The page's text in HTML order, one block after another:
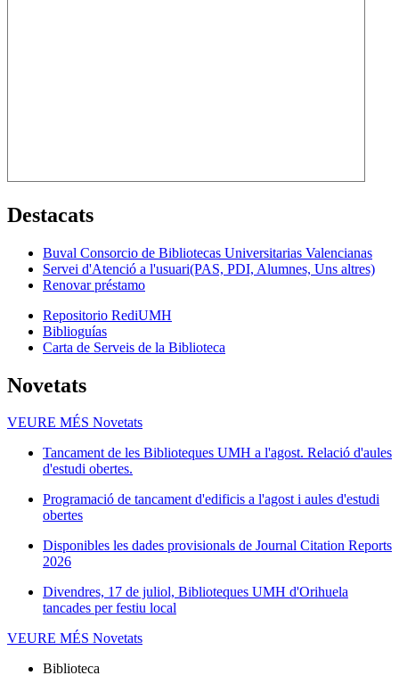
Destacats
Buval Consorcio de Bibliotecas Universitarias Valencianas
Servei d'Atenció a l'usuari(PAS, PDI, Alumnes, Uns altres)
Renovar préstamo
Repositorio RediUMH
Biblioguías
Carta de Serveis de la Biblioteca
Novetats
VEURE MÉS Novetats
Tancament de les Biblioteques UMH a l'agost. Relació d'aules
d'estudi obertes.
Programació de tancament d'edificis a l'agost i aules d'estudi
obertes
Disponibles les dades provisionals de Journal Citation Reports
2026
Divendres, 17 de juliol, Biblioteques UMH d'Orihuela
tancades per festiu local
VEURE MÉS Novetats
Biblioteca